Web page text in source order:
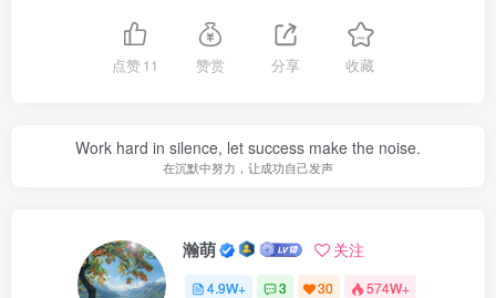
点赞11 赞赏 分享 收藏
Work hard in silence, let success make the noise.
在沉默中努力，让成功自己发声
瀚萌 关注
4.9W+ 3 30 574W+